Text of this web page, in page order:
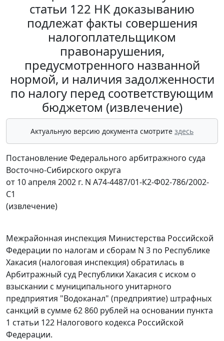
статьи 122 НК доказыванию
подлежат факты совершения
налогоплательщиком
правонарушения,
предусмотренного названной
нормой, и наличия задолженности
по налогу перед соответствующим
бюджетом (извлечение)
Актуальную версию документа смотрите здесь
Постановление Федерального арбитражного суда
Восточно-Сибирского округа
от 10 апреля 2002 г. N А74-4487/01-К2-Ф02-786/2002-
С1
(извлечение)
Межрайонная инспекция Министерства Российской
Федерации по налогам и сборам N 3 по Республике
Хакасия (налоговая инспекция) обратилась в
Арбитражный суд Республики Хакасия с иском о
взыскании с муниципального унитарного
предприятия "Водоканал" (предприятие) штрафных
санкций в сумме 62 860 рублей на основании пункта
1 статьи 122 Налогового кодекса Российской
Федерации.